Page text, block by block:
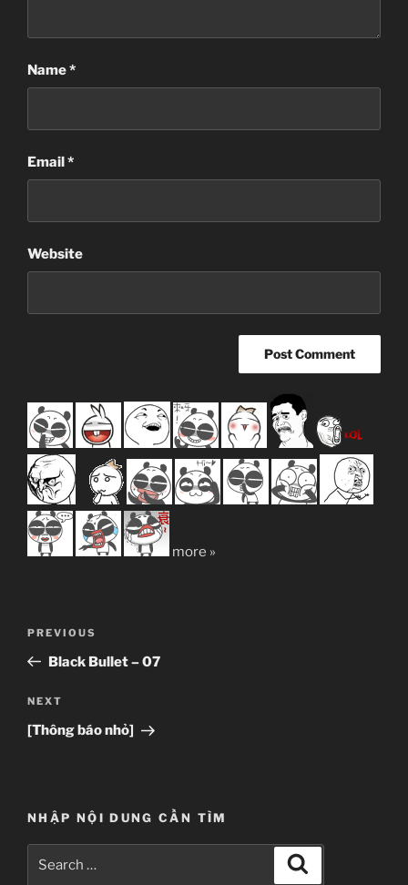
Name*
Email*
Website
more »
Previous
Post
PREVIOUS
Black Bullet – 07
Next
Post
NEXT
[Thông báo nhỏ]
NHẬP NỘI DUNG CẦN TÌM